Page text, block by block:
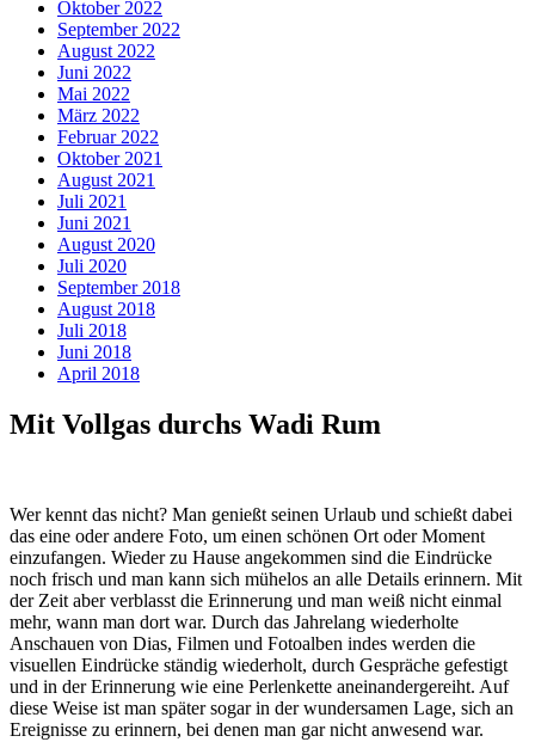
Oktober 2022
September 2022
August 2022
Juni 2022
Mai 2022
März 2022
Februar 2022
Oktober 2021
August 2021
Juli 2021
Juni 2021
August 2020
Juli 2020
September 2018
August 2018
Juli 2018
Juni 2018
April 2018
Mit Vollgas durchs Wadi Rum
Wer kennt das nicht? Man genießt seinen Urlaub und schießt dabei
das eine oder andere Foto, um einen schönen Ort oder Moment
einzufangen. Wieder zu Hause angekommen sind die Eindrücke
noch frisch und man kann sich mühelos an alle Details erinnern. Mit
der Zeit aber verblasst die Erinnerung und man weiß nicht einmal
mehr, wann man dort war. Durch das Jahrelang wiederholte
Anschauen von Dias, Filmen und Fotoalben indes werden die
visuellen Eindrücke ständig wiederholt, durch Gespräche gefestigt
und in der Erinnerung wie eine Perlenkette aneinandergereiht. Auf
diese Weise ist man später sogar in der wundersamen Lage, sich an
Ereignisse zu erinnern, bei denen man gar nicht anwesend war.